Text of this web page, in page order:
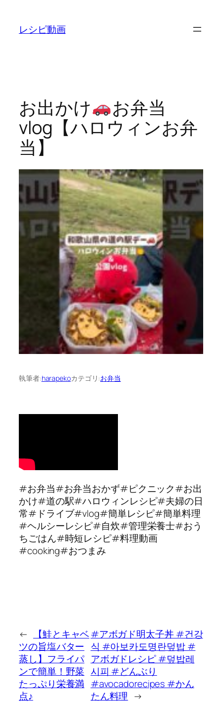
レシピ動画
お出かけ
お弁当
vlog【ハロウィンお弁
当】
執筆者:harapekoカテゴリ:お弁当
#お弁当#お弁当おかず#ピクニック#お出
かけ#道の駅#ハロウィンレシピ#夫婦の日
常#ドライブ#vlog#簡単レシピ#簡単料理
#ヘルシーレシピ#自炊#管理栄養士#おう
ちごはん#時短レシピ#料理動画
#cooking#おつまみ
←
【鮭とキャベ
ツの旨塩バター
蒸し】フライパ
ンで簡単！野菜
たっぷり栄養満
点♪
#アボガド明太子丼 #건강
식 #아보카도명란덮밥 #
アボガドレシピ #덮밥레
시피 #どんぶり
#avocadorecipes #かん
たん料理 →